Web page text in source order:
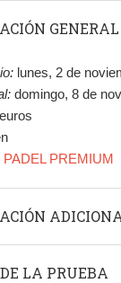
GENERAL
lunes, 2 de
domingo, 8 de
PADEL PREMIUM
LA PRUEBA